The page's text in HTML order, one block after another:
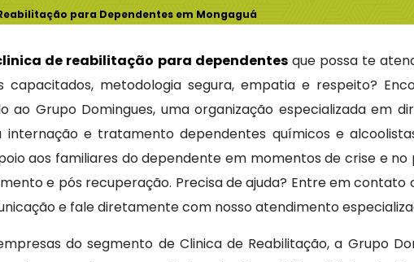
para Dependentes em Mongaguá
de reabilitação para dependentesque possa te
capacitados, metodologia segura, empatia e respeito?
ao Grupo Domingues, uma organização especializada em
internação e tratamento dependentes químicos e
aos familiares do dependente em momentos de crise e
e pós recuperação. Precisa de ajuda? Entre em contato
e fale diretamente com nosso atendimento
do segmento de Clinica de Reabilitação, a Grupo